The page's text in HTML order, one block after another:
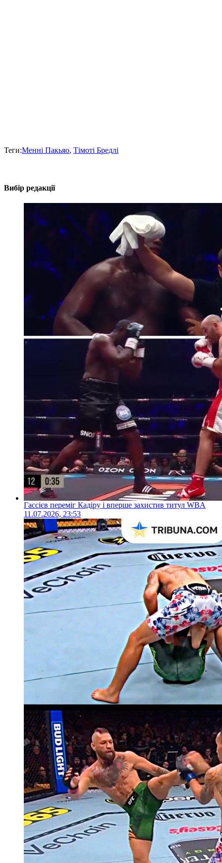
Теги:Менні Пакьяо, Тімоті Бредлі
Вибір редакції
Гассієв переміг Кадіру і вперше захистив титул WBA
11.07.2026, 23:53